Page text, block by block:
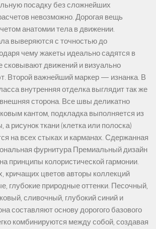
посадку без сложнейших
невозможно. Дорогая вещь
анатомии тела в движении.
выверяются с точностью до
чему жакеты идеально садятся в
сковывают движений и визуально
Второй важнейший маркер — изнанка. В
внутренняя отделка выглядит так же
внешняя сторона. Все швы деликатно
кантом, подкладка выполняется из
рисунок ткани (клетка или полоска)
на всех стыках и карманах. Сдержанная
фурнитура Премиальный дизайн
принципы колористической гармонии.
кричащих цветов авторы коллекций
глубокие природные оттенки. Песочный,
сливочный, глубокий синий и
составляют основу дорогого базового
комбинируются между собой, создавая